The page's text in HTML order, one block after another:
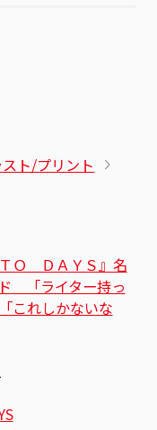
ト/プリント
ＴＯ ＤＡＹＳ』名
「ライター持っ
これしかないな